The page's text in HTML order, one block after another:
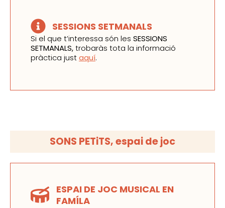
SESSIONS SETMANALS
Si el que t’interessa són les SESSIONS
SETMANALS,trobaràs tota la informació
pràctica justaquí.
SONS PETiTS, espai de joc
ESPAI DE JOC MUSICAL EN
FAMÍLA